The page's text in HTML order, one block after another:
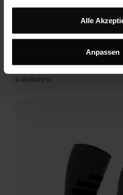
Alle
Anpassen
Original Socks
Technische, leicht komprimierende
€ 39,9025%